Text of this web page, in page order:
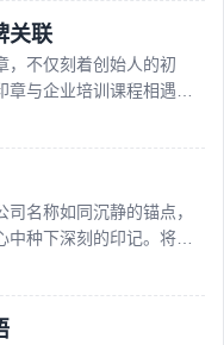
关联​
，不仅刻着创始人的初
与企业培训课程相遇，
命
名称如同沉静的锚点，
种下深刻的印记。将哲
是要在思想的星